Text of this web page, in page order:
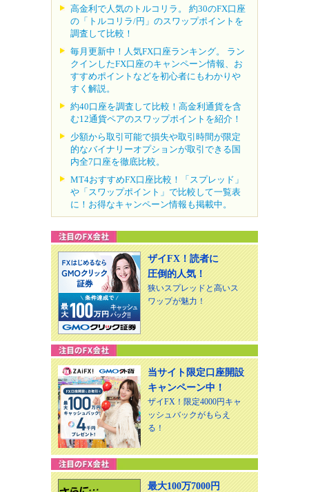
高金利で人気のトルコリラ。 約30のFX口座
の「トルコリラ/円」のスワップポイントを
調査して比較！
毎月更新中！人気FX口座ランキング。 ラン
クインしたFX口座のキャンペーン情報、お
すすめポイントなどを初心者にもわかりや
すく解説。
約40口座を調査して比較！高金利通貨を含
む12通貨ペアのスワップポイントを紹介！
少額から取引可能で損失や取引時間が限定
的なバイナリーオプションが取引できる国
内全7口座を徹底比較。
MT4おすすめFX口座比較！「スプレッド」
や「スワップポイント」で比較して一覧表
に！お得なキャンペーン情報も掲載中。
ザイFX！読者に
圧倒的人気！
狭いスプレッドと高いス
ワップが魅力！
当サイト限定口座開設
キャンペーン中！
ザイFX！限定4000円キャ
ッシュバックがもらえ
る！
最大100万7000円